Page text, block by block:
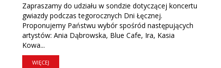
Zapraszamy do udziału w sondzie dotyczącej koncertu
gwiazdy podczas tegorocznych Dni Łęcznej.
Proponujemy Państwu wybór spośród następujących
artystów: Ania Dąbrowska, Blue Cafe, Ira, Kasia
Kowa...
WIĘCEJ